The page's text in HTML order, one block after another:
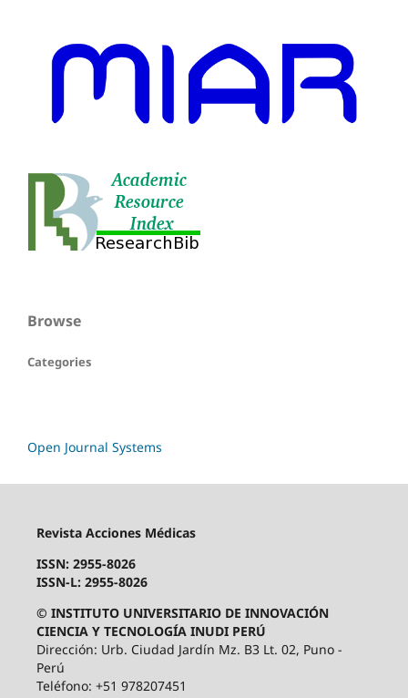
Browse
Categories
Open Journal Systems
Revista Acciones Médicas
ISSN: 2955-8026
ISSN-L: 2955-8026
© INSTITUTO UNIVERSITARIO DE INNOVACIÓN
CIENCIA Y TECNOLOGÍA INUDI PERÚ
Dirección: Urb. Ciudad Jardín Mz. B3 Lt. 02, Puno -
Perú
Teléfono: +51 978207451